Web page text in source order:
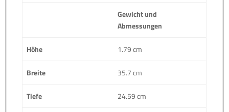
Gewicht und
Abmessungen
Höhe 1.79 cm
Breite 35.7 cm
Tiefe 24.59 cm